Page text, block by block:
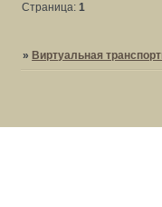
Страница:1
» Виртуальная